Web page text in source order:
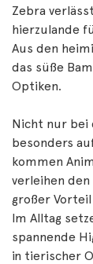
Zebra
hierzulande
Aus den
das süße
Optiken.
Nicht nur bei
besonders
kommen
verleihen den
großer
Im Alltag
spannende
in tierischer